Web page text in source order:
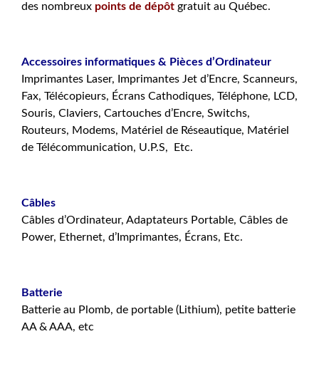
des nombreux points de dépôt gratuit au Québec.
Accessoires informatiques & Pièces d’Ordinateur
Imprimantes Laser, Imprimantes Jet d’Encre, Scanneurs,
Fax, Télécopieurs, Écrans Cathodiques, Téléphone, LCD,
Souris, Claviers, Cartouches d’Encre, Switchs,
Routeurs, Modems, Matériel de Réseautique, Matériel
de Télécommunication, U.P.S, Etc.
Câbles
Câbles d’Ordinateur, Adaptateurs Portable, Câbles de
Power, Ethernet, d’Imprimantes, Écrans, Etc.
Batterie
Batterie au Plomb, de portable (Lithium), petite batterie
AA & AAA, etc